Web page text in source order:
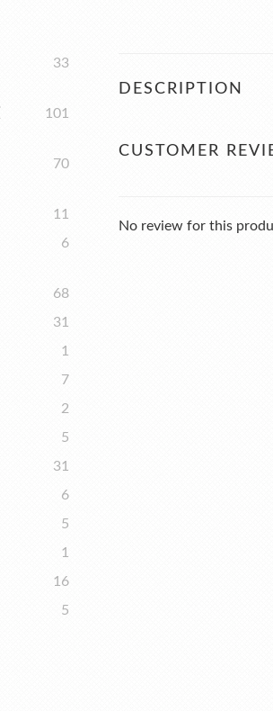
33
101
70
11
6
68
31
1
7
2
5
31
6
5
1
16
5
DESCRIPTION
CUSTOMER
No review for this